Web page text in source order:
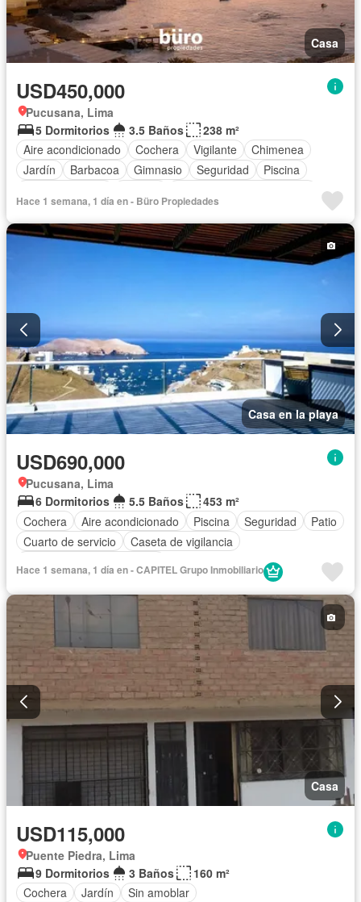
Casa
USD450,000
Pucusana, Lima
5 Dormitorios
3.5 Baños
238 m²
Aire acondicionado
Cochera Vigilante
Chimenea
Jardín
Barbacoa Gimnasio Seguridad
Piscina
Hace 1 semana, 1 día en - Büro Propiedades
Casa en la playa
USD690,000
Pucusana, Lima
6 Dormitorios
5.5 Baños
453 m²
Cochera
Aire acondicionado Piscina Seguridad
Patio
Cuarto de servicio
Caseta de vigilancia
Hace 1 semana, 1 día en - CAPITEL Grupo Inmobiliario
Casa
USD115,000
Puente Piedra, Lima
9 Dormitorios
3 Baños
160 m²
Cochera
Jardín Sin amoblar